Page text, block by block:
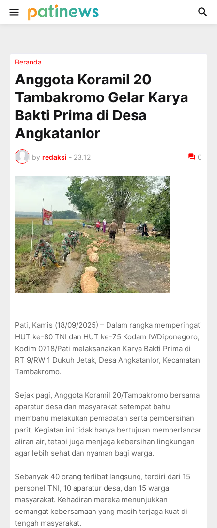
Beranda
Anggota Koramil 20
Tambakromo Gelar Karya
Bakti Prima di Desa
Angkatanlor
by redaksi - 23.12 0
Pati, Kamis (18/09/2025) – Dalam rangka memperingati
HUT ke-80 TNI dan HUT ke-75 Kodam IV/Diponegoro,
Kodim 0718/Pati melaksanakan Karya Bakti Prima di
RT 9/RW 1 Dukuh Jetak, Desa Angkatanlor, Kecamatan
Tambakromo.
Sejak pagi, Anggota Koramil 20/Tambakromo bersama
aparatur desa dan masyarakat setempat bahu
membahu melakukan pemadatan serta pembersihan
parit. Kegiatan ini tidak hanya bertujuan memperlancar
aliran air, tetapi juga menjaga kebersihan lingkungan
agar lebih sehat dan nyaman bagi warga.
Sebanyak 40 orang terlibat langsung, terdiri dari 15
personel TNI, 10 aparatur desa, dan 15 warga
masyarakat. Kehadiran mereka menunjukkan
semangat kebersamaan yang masih terjaga kuat di
tengah masyarakat.